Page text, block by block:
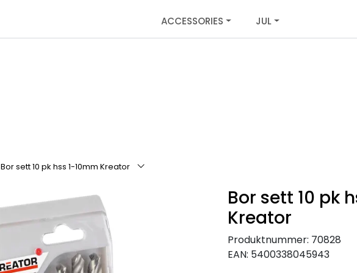
ACCESSORIES JUL
Bor sett 10 pk hss 1-10mm Kreator
Bor sett 10 pk
Kreator
Produktnummer: 70828
EAN: 5400338045943